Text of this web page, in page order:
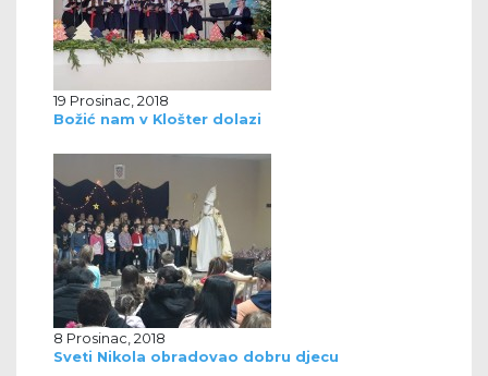
19 Prosinac, 2018
Božić nam v Klošter dolazi
8 Prosinac, 2018
Sveti Nikola obradovao dobru djecu